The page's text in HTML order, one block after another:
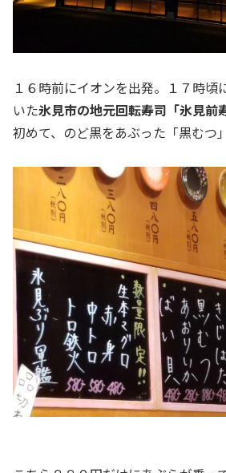
１６時前にイオンを出発。１７時頃
いた氷見市の地元回転寿司「氷見前
初めて、のど黒をあぶった「黒むつ